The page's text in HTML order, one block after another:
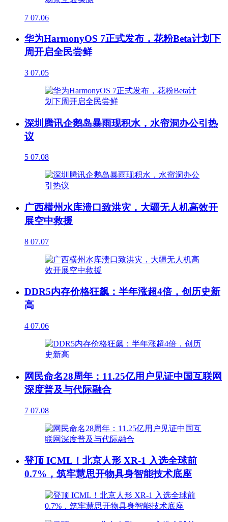
7 07.06
华为HarmonyOS 7正式发布，花粉Beta计划下
周开启全民尝鲜
3 07.05
深圳腾讯企鹅岛暴雨现积水，水帘洞办公引热
议
5 07.08
广西横州水库溃口致洪灾，大疆无人机高效开
展空中救援
8 07.07
DDR5内存价格狂飙：半年涨超4倍，创历史新
高
4 07.06
网民命名28周年：11.25亿用户见证中国互联网
深度普及与代际融合
7 07.08
登顶 ICML！北京人形 XR-1 入选全球前
0.7%，筑牢慧思开物具身智能技术底座